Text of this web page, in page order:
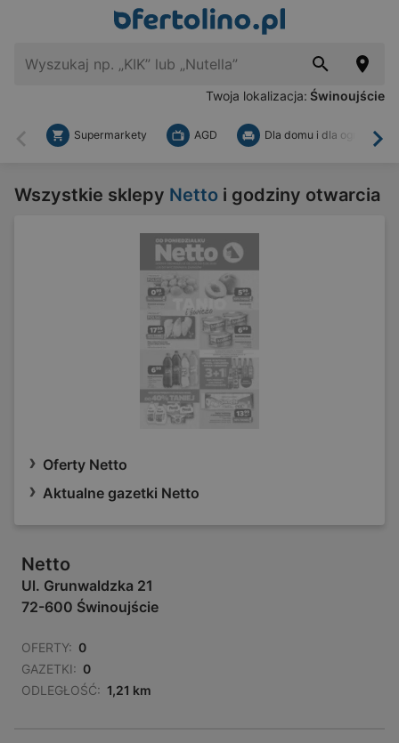
Twoja lokalizacja: Świnoujście
Wstecz
Supermarkety AGD Dla domu i dla ogrodu
Wszystkie sklepy Netto i godziny otwarcia
Oferty Netto
Aktualne gazetki Netto
Netto
Ul. Grunwaldzka 21
72-600 Świnoujście
OFERTY: 0
GAZETKI: 0
ODLEGŁOŚĆ: 1,21 km